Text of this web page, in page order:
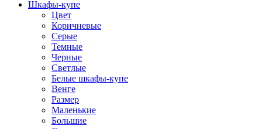
Шкафы-купе
Цвет
Коричневые
Серые
Темные
Черные
Светлые
Белые шкафы-купе
Венге
Размер
Маленькие
Большие